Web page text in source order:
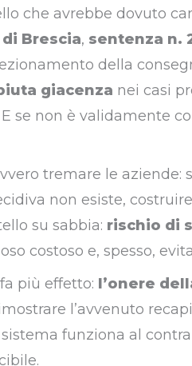
che avrebbe dovuto
Brescia, sentenza n.
della
giacenza nei casi
se non è validamente
tremare le aziende:
non esiste,
su sabbia: rischio di
costoso e, spesso,
più effetto: l’onere
l’avvenuto
funziona al